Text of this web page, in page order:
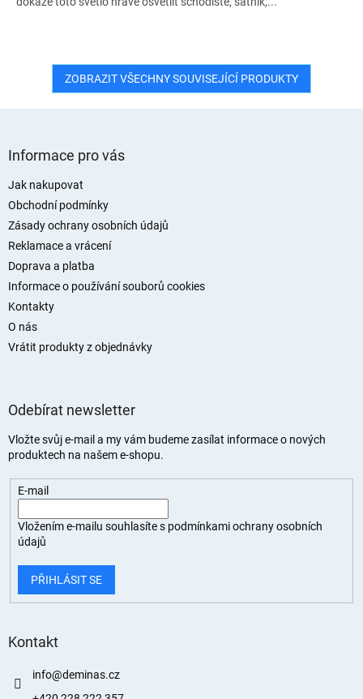
ZOBRAZIT VŠECHNY SOUVISEJÍCÍ PRODUKTY
Informace pro vás
Jak nakupovat
Obchodní podmínky
Zásady ochrany osobních údajů
Reklamace a vrácení
Doprava a platba
Informace o používání souborů cookies
Kontakty
O nás
Vrátit produkty z objednávky
Odebírat newsletter
Vložte svůj e-mail a my vám budeme zasílat informace o nových
produktech na našem e-shopu.
E-mail
Vložením e-mailu souhlasíte s podmínkami ochrany osobních
údajů
PŘIHLÁSIT SE
Kontakt
info@deminas.cz